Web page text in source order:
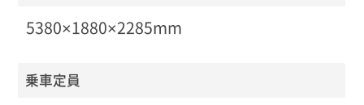
5380×1880×2285mm
乗車定員